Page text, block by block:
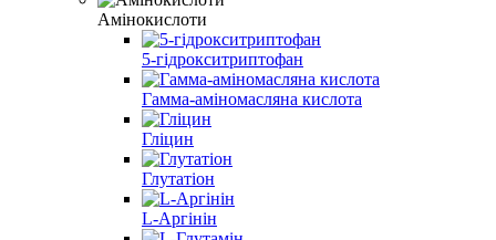
Амінокислоти
5-гідрокситриптофан
Гамма-аміномасляна кислота
Гліцин
Глутатіон
L-Аргінін